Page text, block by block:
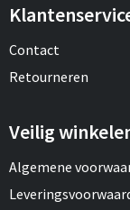
Contact
Retourneren
Veilig
Algemene